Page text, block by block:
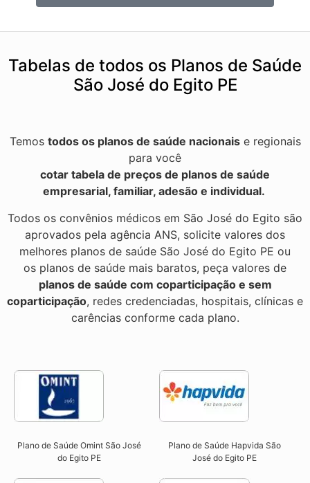
Tabelas de todos os Planos de Saúde
São José do Egito PE
Temos todos os planos de saúde nacionaise regionais
para você
cotar tabela de preços de planos de saúde
empresarial, familiar, adesão e individual.
Todos os convênios médicos em São José do Egito são
aprovados pela agência ANS, solicite valores dos
melhores planos de saúde São José do Egito PE ou
os planos de saúde mais baratos, peça valores de
planos de saúde com coparticipação e sem
coparticipação, redes credenciadas, hospitais, clínicas e
carências conforme cada plano.
Plano de Saúde Omint São José
do Egito PE​
Plano de Saúde Hapvida São
José do Egito PE​